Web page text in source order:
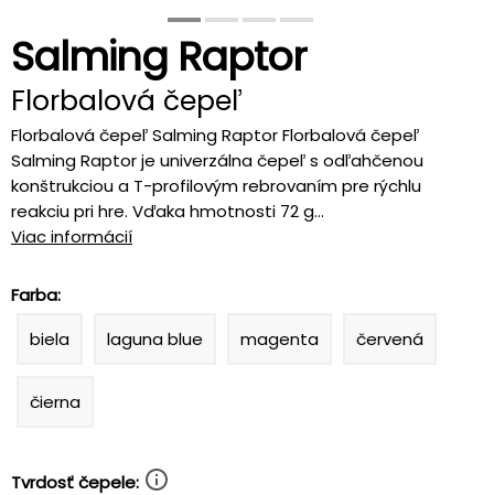
Salming Raptor
Florbalová čepeľ
Florbalová čepeľ Salming Raptor Florbalová čepeľ
Salming Raptor je univerzálna čepeľ s odľahčenou
konštrukciou a T-profilovým rebrovaním pre rýchlu
reakciu pri hre. Vďaka hmotnosti 72 g...
Viac informácií
Farba:
biela
laguna blue magenta červená
čierna
Tvrdosť čepele: